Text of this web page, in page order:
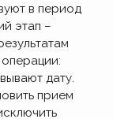
в период
этап –
дату.
прием